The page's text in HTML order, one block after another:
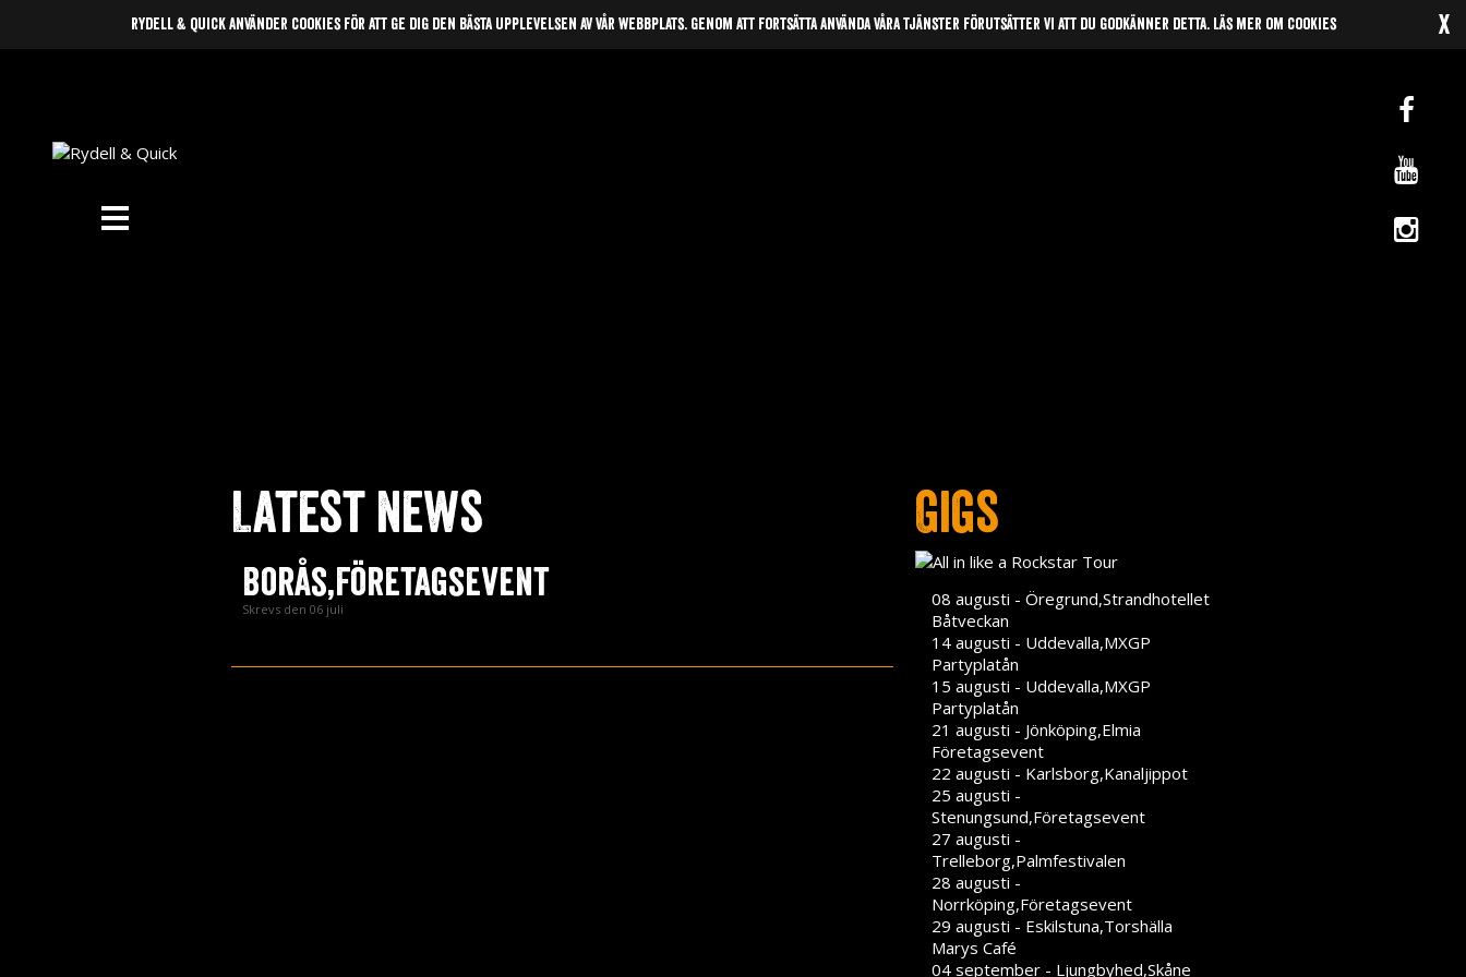
News
Latest news
Borås,Företagsevent
Skrevs den 06 juli
Gigs
08 augusti - Öregrund,Strandhotellet
Båtveckan
14 augusti - Uddevalla,MXGP
Partyplatån
15 augusti - Uddevalla,MXGP
Partyplatån
21 augusti - Jönköping,Elmia
Företagsevent
22 augusti - Karlsborg,Kanaljippot
25 augusti -
Stenungsund,Företagsevent
27 augusti -
Trelleborg,Palmfestivalen
28 augusti -
Norrköping,Företagsevent
29 augusti - Eskilstuna,Torshälla
Marys Café
04 september - Ljungbyhed,Skåne
rydell & quick använder cookies för att ge dig den bästa upplevelsen av vår webbplats. Genom att fortsätta använda våra tjänster förutsätter vi att du godkänner detta. Läs mer om cookies x